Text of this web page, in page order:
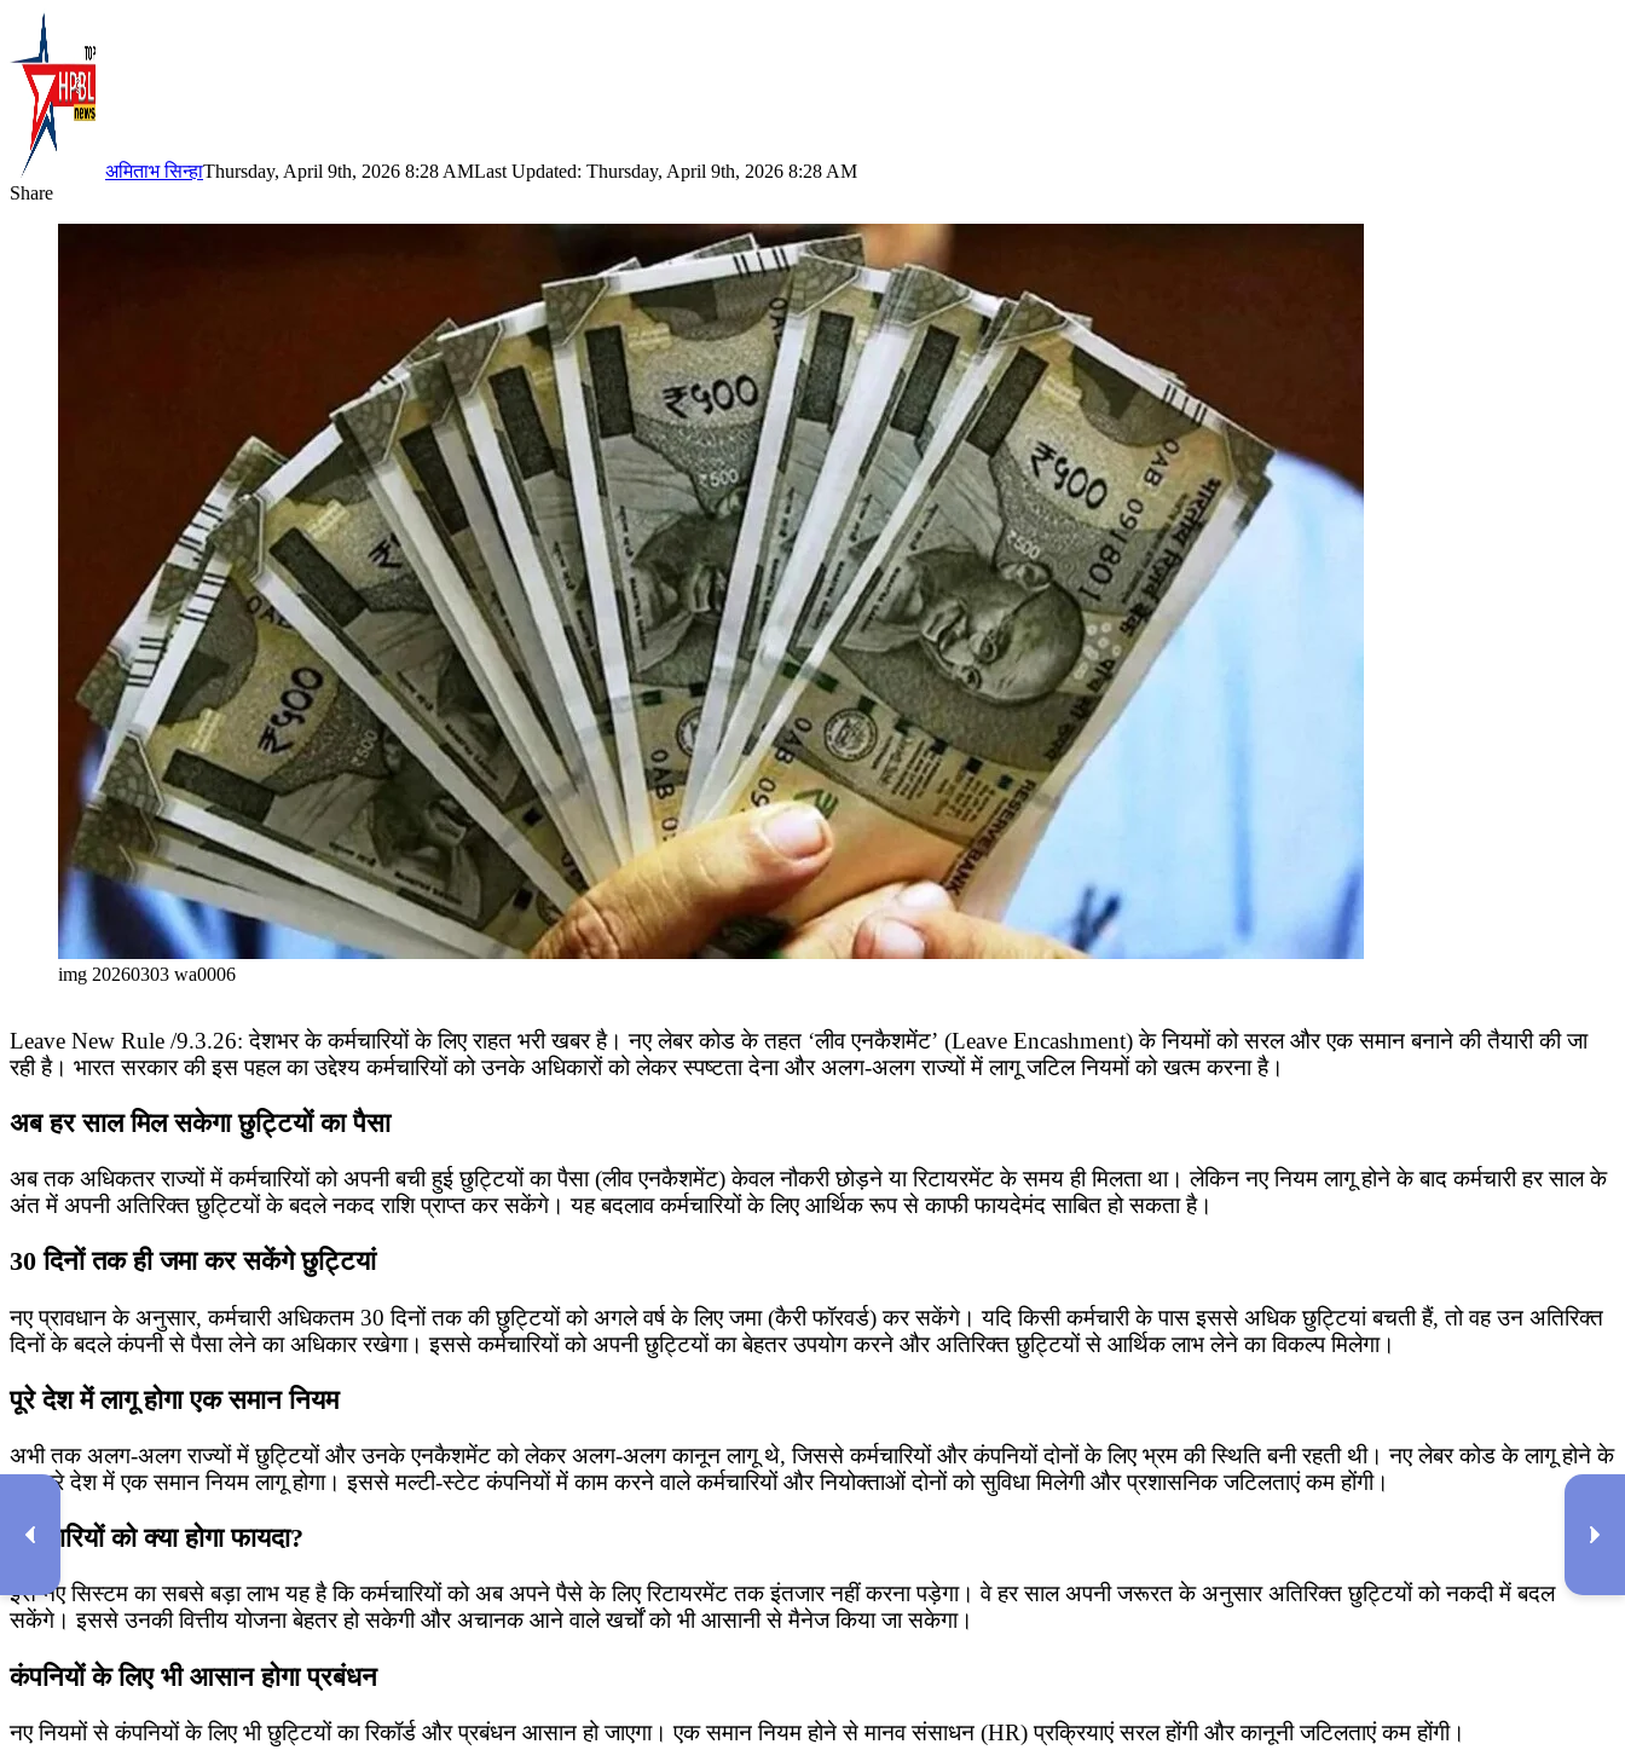
अमिताभ सिन्हाThursday, April 9th, 2026 8:28 AMLast Updated: Thursday, April 9th, 2026 8:28 AM
Share
img 20260303 wa0006
Leave New Rule /9.3.26: देशभर के कर्मचारियों के लिए राहत भरी खबर है। नए लेबर कोड के तहत ‘लीव एनकैशमेंट’ (Leave Encashment) के नियमों को सरल और एक समान बनाने की तैयारी की जा
रही है। भारत सरकार की इस पहल का उद्देश्य कर्मचारियों को उनके अधिकारों को लेकर स्पष्टता देना और अलग-अलग राज्यों में लागू जटिल नियमों को खत्म करना है।
अब हर साल मिल सकेगा छुट्टियों का पैसा
अब तक अधिकतर राज्यों में कर्मचारियों को अपनी बची हुई छुट्टियों का पैसा (लीव एनकैशमेंट) केवल नौकरी छोड़ने या रिटायरमेंट के समय ही मिलता था। लेकिन नए नियम लागू होने के बाद कर्मचारी हर साल के
अंत में अपनी अतिरिक्त छुट्टियों के बदले नकद राशि प्राप्त कर सकेंगे। यह बदलाव कर्मचारियों के लिए आर्थिक रूप से काफी फायदेमंद साबित हो सकता है।
30 दिनों तक ही जमा कर सकेंगे छुट्टियां
नए प्रावधान के अनुसार, कर्मचारी अधिकतम 30 दिनों तक की छुट्टियों को अगले वर्ष के लिए जमा (कैरी फॉरवर्ड) कर सकेंगे। यदि किसी कर्मचारी के पास इससे अधिक छुट्टियां बचती हैं, तो वह उन अतिरिक्त
दिनों के बदले कंपनी से पैसा लेने का अधिकार रखेगा। इससे कर्मचारियों को अपनी छुट्टियों का बेहतर उपयोग करने और अतिरिक्त छुट्टियों से आर्थिक लाभ लेने का विकल्प मिलेगा।
पूरे देश में लागू होगा एक समान नियम
अभी तक अलग-अलग राज्यों में छुट्टियों और उनके एनकैशमेंट को लेकर अलग-अलग कानून लागू थे, जिससे कर्मचारियों और कंपनियों दोनों के लिए भ्रम की स्थिति बनी रहती थी। नए लेबर कोड के लागू होने के
बाद पूरे देश में एक समान नियम लागू होगा। इससे मल्टी-स्टेट कंपनियों में काम करने वाले कर्मचारियों और नियोक्ताओं दोनों को सुविधा मिलेगी और प्रशासनिक जटिलताएं कम होंगी।
कर्मचारियों को क्या होगा फायदा?
इस नए सिस्टम का सबसे बड़ा लाभ यह है कि कर्मचारियों को अब अपने पैसे के लिए रिटायरमेंट तक इंतजार नहीं करना पड़ेगा। वे हर साल अपनी जरूरत के अनुसार अतिरिक्त छुट्टियों को नकदी में बदल
सकेंगे। इससे उनकी वित्तीय योजना बेहतर हो सकेगी और अचानक आने वाले खर्चों को भी आसानी से मैनेज किया जा सकेगा।
कंपनियों के लिए भी आसान होगा प्रबंधन
नए नियमों से कंपनियों के लिए भी छुट्टियों का रिकॉर्ड और प्रबंधन आसान हो जाएगा। एक समान नियम होने से मानव संसाधन (HR) प्रक्रियाएं सरल होंगी और कानूनी जटिलताएं कम होंगी।